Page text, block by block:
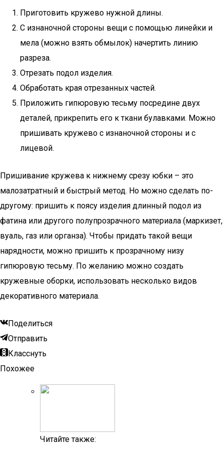
Приготовить кружево нужной длины.
С изнаночной стороны вещи с помощью линейки и
мела (можно взять обмылок) начертить линию
разреза.
Отрезать подол изделия.
Обработать края отрезанных частей.
Приложить гипюровую тесьму посредине двух
деталей, прикрепить его к ткани булавками. Можно
пришивать кружево с изнаночной стороны и с
лицевой.
Пришивание кружева к нижнему срезу юбки – это
малозатратный и быстрый метод. Но можно сделать по-
другому: пришить к поясу изделия длинный подол из
фатина или другого полупрозрачного материала (маркизет,
вуаль, газ или органза). Чтобы придать такой вещи
нарядности, можно пришить к прозрачному низу
гипюровую тесьму. По желанию можно создать
кружевные оборки, использовать несколько видов
декоративного материала.
Поделиться
Отправить
Класснуть
Похожее
Читайте также: